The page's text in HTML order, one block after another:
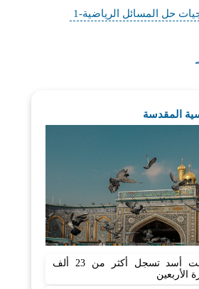
حل المسائل الرياضية-1
المقدسة
شعبة فاطمة بنت أسد تسجل أكثر من 23 ألف
الأربعين